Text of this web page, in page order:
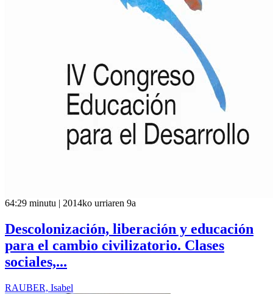
64:29 minutu | 2014ko urriaren 9a
Descolonización, liberación y educación
para el cambio civilizatorio. Clases
sociales,...
RAUBER, Isabel